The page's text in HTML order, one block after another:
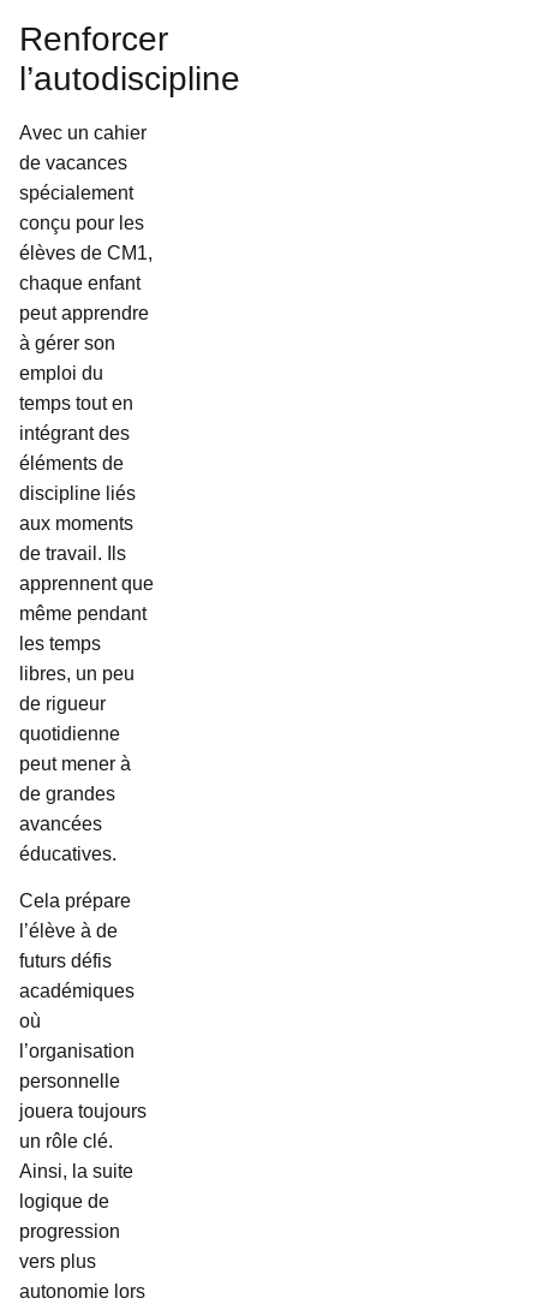
Renforcer
l’autodiscipline
Avec un cahier
de vacances
spécialement
conçu pour les
élèves de CM1,
chaque enfant
peut apprendre
à gérer son
emploi du
temps tout en
intégrant des
éléments de
discipline liés
aux moments
de travail. Ils
apprennent que
même pendant
les temps
libres, un peu
de rigueur
quotidienne
peut mener à
de grandes
avancées
éducatives.
Cela prépare
l’élève à de
futurs défis
académiques
où
l’organisation
personnelle
jouera toujours
un rôle clé.
Ainsi, la suite
logique de
progression
vers plus
autonomie lors